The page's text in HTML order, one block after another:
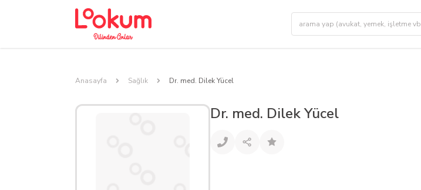
Anasayfa Sağlık Dr. med. Dilek Yücel
Dr. med. Dilek Yücel